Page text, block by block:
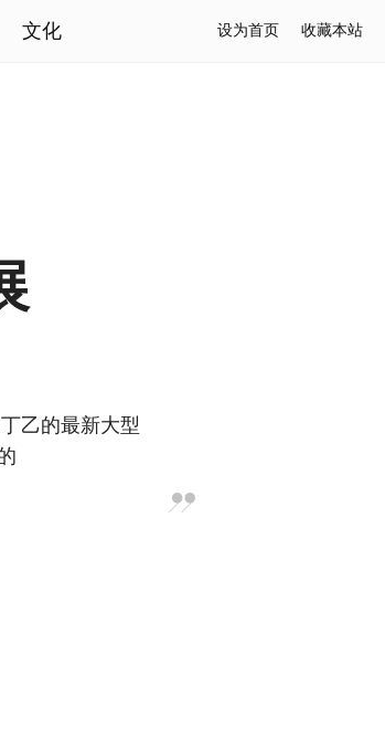
文化 设为首页 收藏本站
乙的最新大型